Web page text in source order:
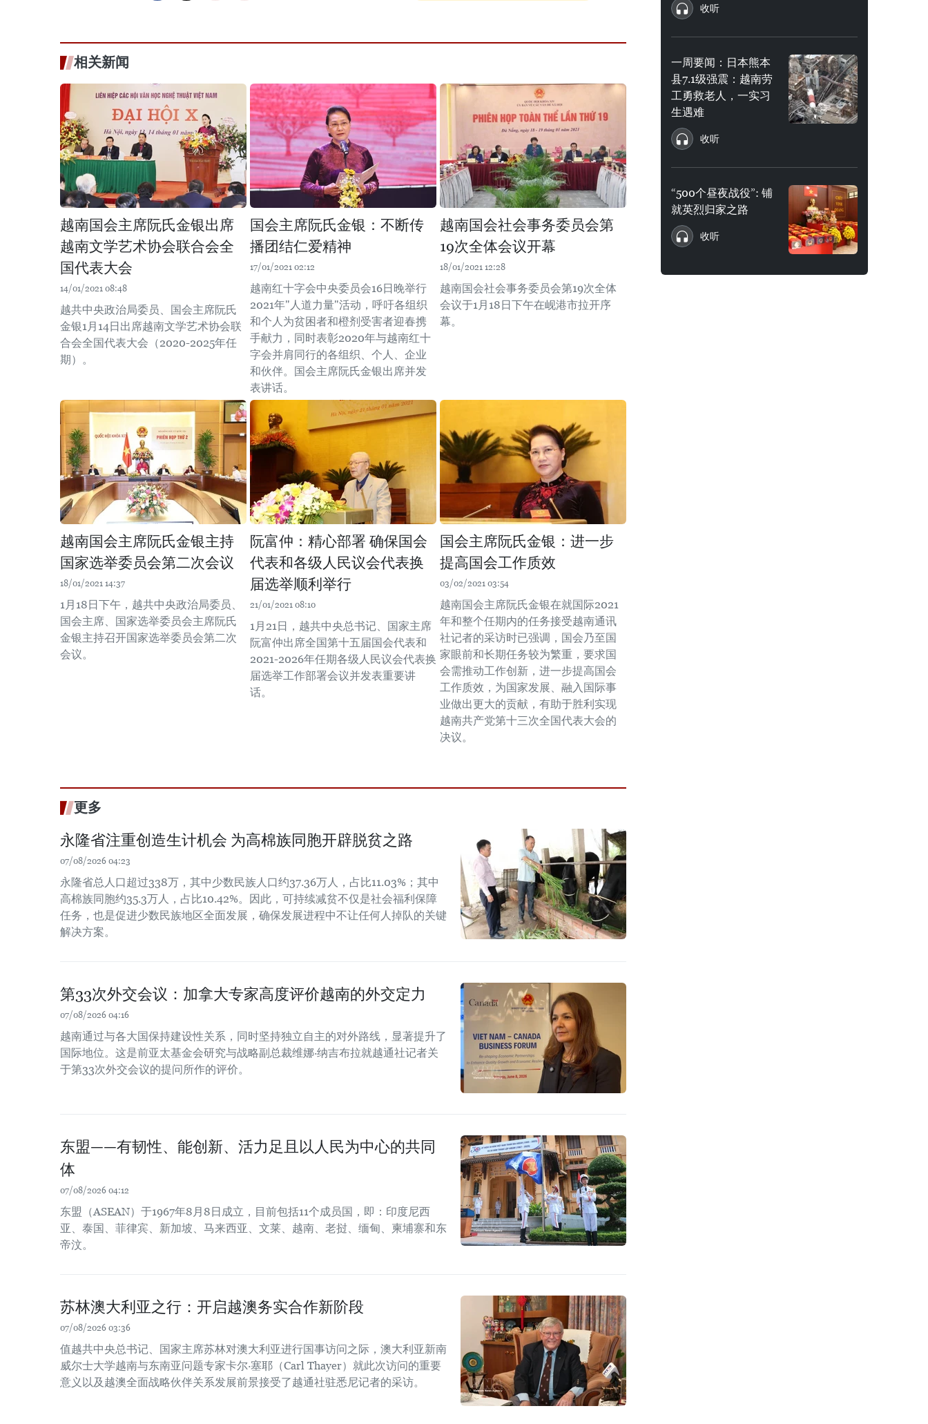
相关新闻
越南国会主席阮氏金银出席
越南文学艺术协会联合会全
国代表大会
14/01/2021 08:48
越共中央政治局委员、国会主席阮氏
金银1月14日出席越南文学艺术协会联
合会全国代表大会（2020-2025年任
期）。
国会主席阮氏金银：不断传
播团结仁爱精神
17/01/2021 02:12
越南红十字会中央委员会16日晚举行
2021年"人道力量"活动，呼吁各组织
和个人为贫困者和橙剂受害者迎春携
手献力，同时表彰2020年与越南红十
字会并肩同行的各组织、个人、企业
和伙伴。国会主席阮氏金银出席并发
表讲话。
越南国会社会事务委员会第
19次全体会议开幕
18/01/2021 12:28
越南国会社会事务委员会第19次全体
会议于1月18日下午在岘港市拉开序
幕。
越南国会主席阮氏金银主持
国家选举委员会第二次会议
18/01/2021 14:37
1月18日下午，越共中央政治局委员、
国会主席、国家选举委员会主席阮氏
金银主持召开国家选举委员会第二次
会议。
阮富仲：精心部署 确保国会
代表和各级人民议会代表换
届选举顺利举行
21/01/2021 08:10
1月21日，越共中央总书记、国家主席
阮富仲出席全国第十五届国会代表和
2021-2026年任期各级人民议会代表换
届选举工作部署会议并发表重要讲
话。
国会主席阮氏金银：进一步
提高国会工作质效
03/02/2021 03:54
越南国会主席阮氏金银在就国际2021
年和整个任期内的任务接受越南通讯
社记者的采访时已强调，国会乃至国
家眼前和长期任务较为繁重，要求国
会需推动工作创新，进一步提高国会
工作质效，为国家发展、融入国际事
业做出更大的贡献，有助于胜利实现
越南共产党第十三次全国代表大会的
决议。
更多
永隆省注重创造生计机会 为高棉族同胞开辟脱贫之路
07/08/2026 04:23
永隆省总人口超过338万，其中少数民族人口约37.36万人，占比11.03%；其中
高棉族同胞约35.3万人，占比10.42%。因此，可持续减贫不仅是社会福利保障
任务，也是促进少数民族地区全面发展，确保发展进程中不让任何人掉队的关键
解决方案。
第33次外交会议：加拿大专家高度评价越南的外交定力
07/08/2026 04:16
越南通过与各大国保持建设性关系，同时坚持独立自主的对外路线，显著提升了
国际地位。这是前亚太基金会研究与战略副总裁维娜·纳吉布拉就越通社记者关
于第33次外交会议的提问所作的评价。
东盟——有韧性、能创新、活力足且以人民为中心的共同
体
07/08/2026 04:12
东盟（ASEAN）于1967年8月8日成立，目前包括11个成员国，即：印度尼西
亚、泰国、菲律宾、新加坡、马来西亚、文莱、越南、老挝、缅甸、柬埔寨和东
帝汶。
苏林澳大利亚之行：开启越澳务实合作新阶段
07/08/2026 03:36
值越共中央总书记、国家主席苏林对澳大利亚进行国事访问之际，澳大利亚新南
威尔士大学越南与东南亚问题专家卡尔·塞耶（Carl Thayer）就此次访问的重要
意义以及越澳全面战略伙伴关系发展前景接受了越通社驻悉尼记者的采访。
收听
一周要闻：日本熊本
县7.1级强震：越南劳
工勇救老人，一实习
生遇难
收听
“500个昼夜战役”: 铺
就英烈归家之路
收听